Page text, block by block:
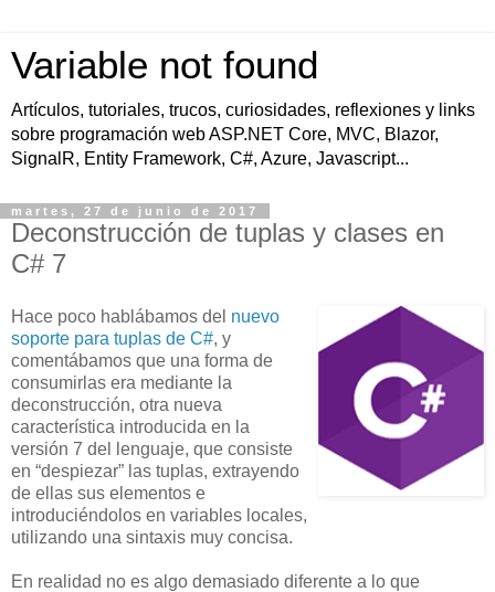
Variable not found
Artículos, tutoriales, trucos, curiosidades, reflexiones y links
sobre programación web ASP.NET Core, MVC, Blazor,
SignalR, Entity Framework, C#, Azure, Javascript...
martes, 27 de junio de 2017
Deconstrucción de tuplas y clases en
C# 7
Hace poco hablábamos del nuevo
soporte para tuplas de C#, y
comentábamos que una forma de
consumirlas era mediante la
deconstrucción, otra nueva
característica introducida en la
versión 7 del lenguaje, que consiste
en “despiezar” las tuplas, extrayendo
de ellas sus elementos e
introduciéndolos en variables locales,
utilizando una sintaxis muy concisa.
En realidad no es algo demasiado diferente a lo que